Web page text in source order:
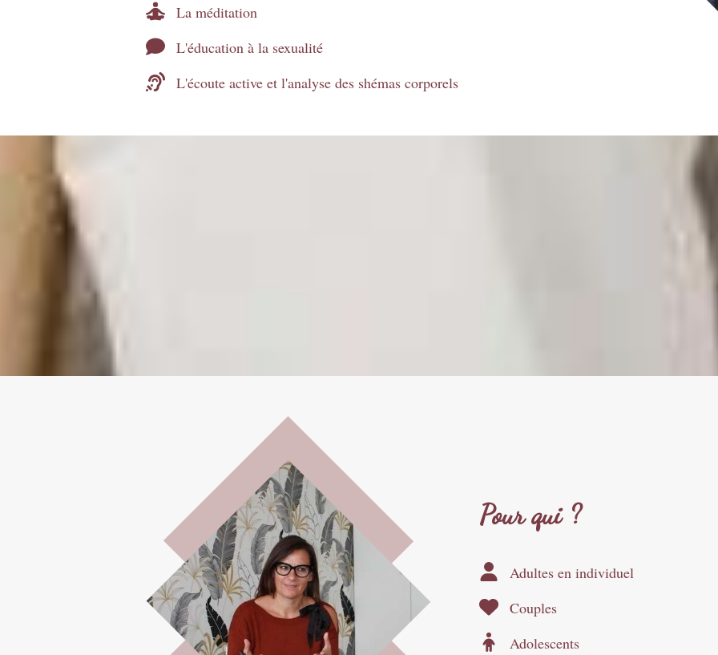
La méditation
L'éducation à la sexualité
L'écoute active et l'analyse des shémas corporels
Pour qui ?
Adultes en individuel
Couples
Adolescents